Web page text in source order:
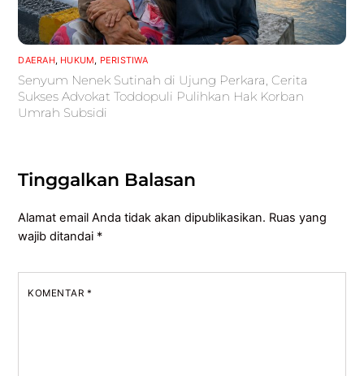
DAERAH, HUKUM, PERISTIWA
Senyum Nenek Sutinah di Ujung Perkara, Cerita
Sukses Advokat Toddopuli Pulihkan Hak Korban
Umrah Subsidi
Tinggalkan Balasan
Alamat email Anda tidak akan dipublikasikan. Ruas yang
wajib ditandai *
KOMENTAR *